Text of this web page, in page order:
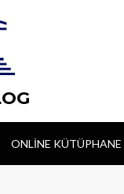
ONLINE KÜTÜPHANE